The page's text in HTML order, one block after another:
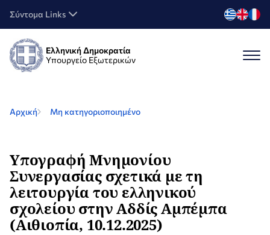
Σύντομα Links
Ελληνική Δημοκρατία
Υπουργείο Εξωτερικών
Αρχική Μη κατηγοριοποιημένο
Υπογραφή Μνημονίου
Συνεργασίας σχετικά με τη
λειτουργία του ελληνικού
σχολείου στην Αδδίς Αμπέμπα
(Αιθιοπία, 10.12.2025)